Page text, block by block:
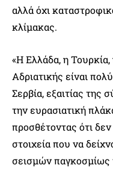
αλλά όχι
κλίμακας.
«Η Ελλάδα, η Τουρκία,
Αδριατικής είναι
Σερβία, εξαιτίας της
την ευρασιατική
προσθέτοντας ότι
στοιχεία που να
σεισμών παγκοσμίως